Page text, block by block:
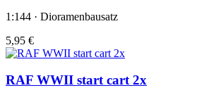
1:144 · Dioramenbausatz
5,95 €
RAF WWII start cart 2x